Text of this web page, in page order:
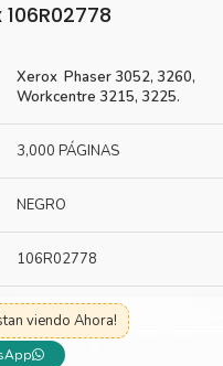
S/254.00.
Xerox Phaser 3052, 3260,
Workcentre 3215, 3225.
3,000 PÁGINAS
NEGRO
106R02778
viendo Ahora!